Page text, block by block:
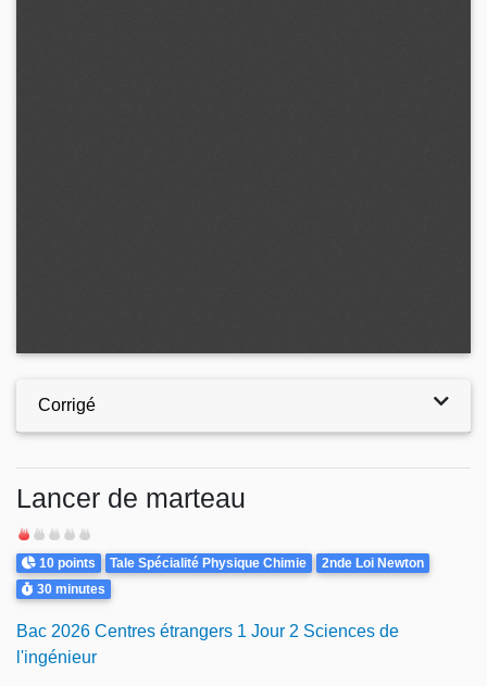
Corrigé
Lancer de marteau
Difficulté
Points
10 points Theme
Tale Spécialité Physique Chimie 2nde Loi Newton
Durée
30 minutes
Bac 2026 Centres étrangers 1 Jour 2 Sciences de
l'ingénieur